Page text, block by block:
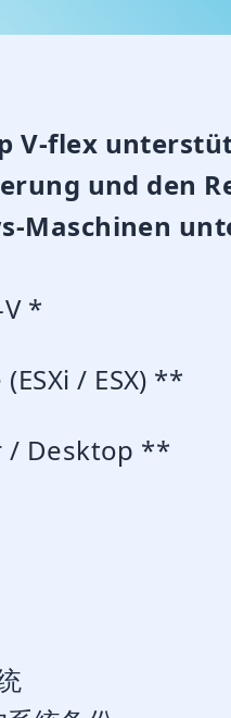
V-flex
und den
Maschinen
*
/ ESX) **
/ Desktop **